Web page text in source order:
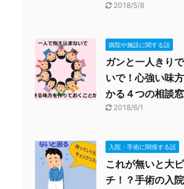
2018/5/8
病院や施設に関する話
ガンと一人きり
いで！心強い味
かる４つの相談
2018/6/1
入院・手術に関係する話
これが無いと大
チ！？手術の入